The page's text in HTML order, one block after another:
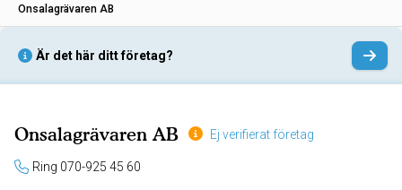
Onsalagrävaren AB
Är det här ditt företag?
Onsalagrävaren AB Ej verifierat företag
Ring 070-925 45 60